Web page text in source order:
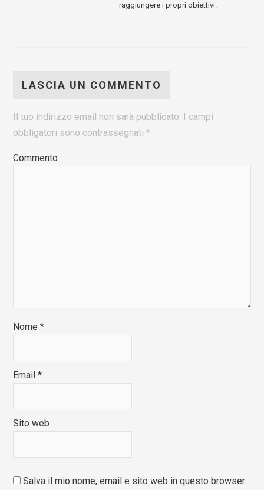
raggiungere i propri obiettivi.
LASCIA UN COMMENTO
Il tuo indirizzo email non sarà pubblicato. I campi
obbligatori sono contrassegnati*
Commento
Nome*
Email*
Sito web
Salva il mio nome, email e sito web in questo browser